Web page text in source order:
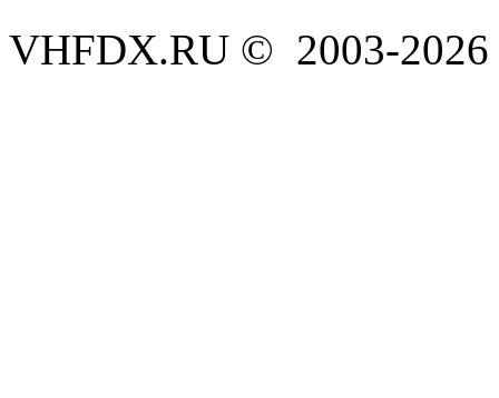
VHFDX.RU © 2003-2026